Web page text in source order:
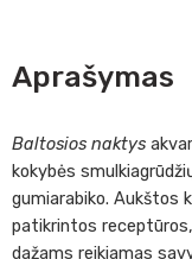
Aprašymas
Baltosios naktys
kokybės
gumiarabiko. Aukštos
patikrintos
dažams reikiamas